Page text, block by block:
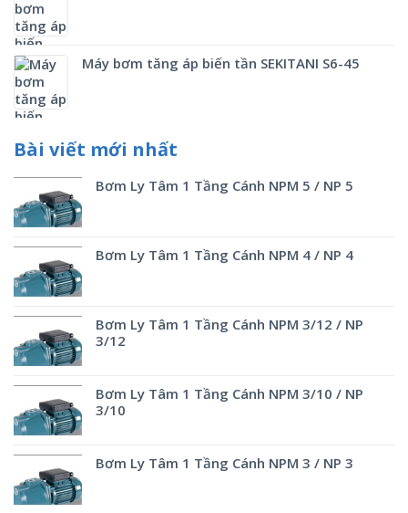
Máy bơm tăng áp biến tần SEKITANI S6-45
Bài viết mới nhất
Bơm Ly Tâm 1 Tầng Cánh NPM 5 / NP 5
Bơm Ly Tâm 1 Tầng Cánh NPM 4 / NP 4
Bơm Ly Tâm 1 Tầng Cánh NPM 3/12 / NP
3/12
Bơm Ly Tâm 1 Tầng Cánh NPM 3/10 / NP
3/10
Bơm Ly Tâm 1 Tầng Cánh NPM 3 / NP 3